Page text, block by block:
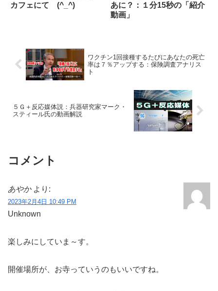
カフェにて (^_^)
あに？：１分15秒の「紹介
動画」
ワクチン1回接種するたびにあなたの死亡
率は７％アップする：保険調査アナリス
ト
５Ｇ＋反応媒体説：兵器研究家マーク・
スティール氏の動画解説
コメント
あやか より:
2023年2月4日 10:49 PM
Unknown
楽しみにしていま～す。
開催場所が、お寺っていうのもいいですね。